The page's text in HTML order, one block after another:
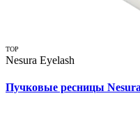
TOP
Nesura Eyelash
Пучковые ресницы